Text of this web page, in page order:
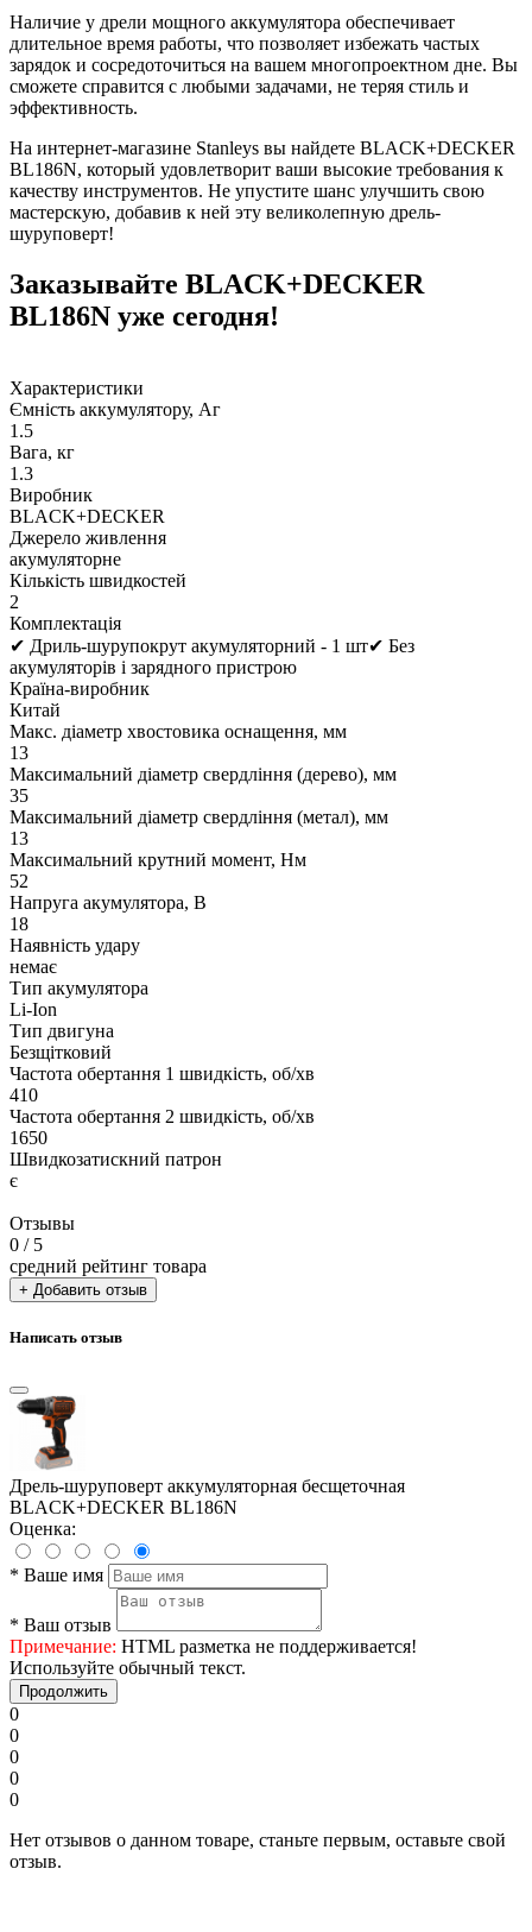
Наличие у дрели мощного аккумулятора обеспечивает
длительное время работы, что позволяет избежать частых
зарядок и сосредоточиться на вашем многопроектном дне. Вы
сможете справится с любыми задачами, не теряя стиль и
эффективность.
На интернет-магазине Stanleys вы найдете BLACK+DECKER
BL186N, который удовлетворит ваши высокие требования к
качеству инструментов. Не упустите шанс улучшить свою
мастерскую, добавив к ней эту великолепную дрель-
шуруповерт!
Заказывайте BLACK+DECKER
BL186N уже сегодня!
Характеристики
Ємність аккумулятору, Аг
1.5
Вага, кг
1.3
Виробник
BLACK+DECKER
Джерело живлення
акумуляторне
Кількість швидкостей
2
Комплектація
✔ Дриль-шурупокрут акумуляторний - 1 шт✔ Без
акумуляторів і зарядного пристрою
Країна-виробник
Китай
Макс. діаметр хвостовика оснащення, мм
13
Максимальний діаметр свердління (дерево), мм
35
Максимальний діаметр свердління (метал), мм
13
Максимальний крутний момент, Нм
52
Напруга акумулятора, В
18
Наявність удару
немає
Тип акумулятора
Li-Ion
Тип двигуна
Безщітковий
Частота обертання 1 швидкість, об/хв
410
Частота обертання 2 швидкість, об/хв
1650
Швидкозатискний патрон
є
Отзывы
0 / 5
средний рейтинг товара
+ Добавить отзыв
Написать отзыв
Дрель-шуруповерт аккумуляторная бесщеточная
BLACK+DECKER BL186N
Оценка:
* Ваше имя
* Ваш отзыв
Примечание: HTML разметка не поддерживается!
Используйте обычный текст.
Продолжить
0
0
0
0
0
Нет отзывов о данном товаре, станьте первым, оставьте свой
отзыв.